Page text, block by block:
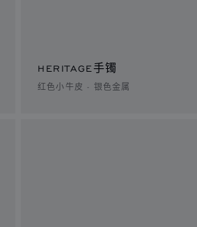
HERITAGE手镯
红色小牛皮 - 银色金属